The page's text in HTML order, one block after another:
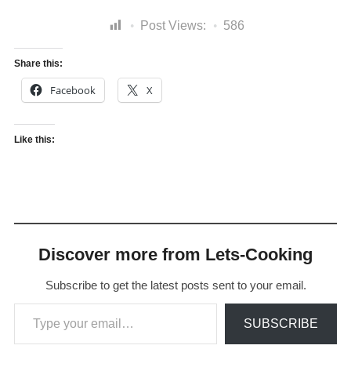
Post Views: 586
Share this:
Facebook X
Like this:
Discover more from Lets-Cooking
Subscribe to get the latest posts sent to your email.
Type your email…
SUBSCRIBE